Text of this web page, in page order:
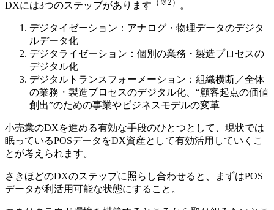
DXには3つのステップがあります （※2） 。
デジタイゼーション：アナログ・物理データのデジタ
ルデータ化
デジタライゼーション：個別の業務・製造プロセスの
デジタル化
デジタルトランスフォーメーション：組織横断／全体
の業務・製造プロセスのデジタル化、“顧客起点の価値
創出”のための事業やビジネスモデルの変革
小売業のDXを進める有効な手段のひとつとして、現状では
眠っているPOSデータをDX資産として有効活用していくこ
とが考えられます。
さきほどのDXのステップに照らし合わせると、まずはPOS
データが利活用可能な状態にすること。